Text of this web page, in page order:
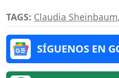
TAGS: Claudia Sheinbaum,
SÍGUENOS EN